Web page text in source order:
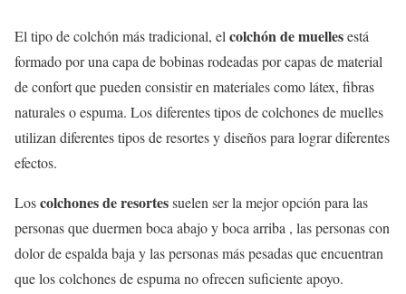
El tipo de colchón más tradicional, el colchón de muellesestá
formado por una capa de bobinas rodeadas por capas de material
de confort que pueden consistir en materiales como látex, fibras
naturales o espuma. Los diferentes tipos de colchones de muelles
utilizan diferentes tipos de resortes y diseños para lograr diferentes
efectos.
Loscolchones de resortessuelen ser la mejor opción para las
personas que duermen boca abajo y boca arriba , las personas con
dolor de espalda baja y las personas más pesadas que encuentran
que los colchones de espuma no ofrecen suficiente apoyo.